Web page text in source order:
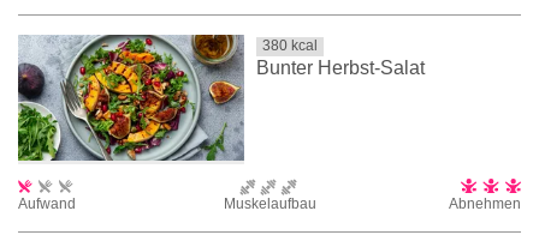
380 kcal
Bunter Herbst-Salat
Aufwand Muskelaufbau Abnehmen